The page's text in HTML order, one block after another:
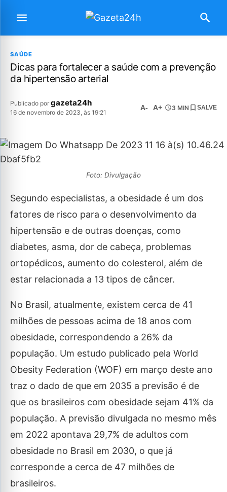
SAÚDE
Dicas para fortalecer a saúde com a prevenção
da hipertensão arterial
Publicado por gazeta24h
16 de novembro de 2023, às 19:21
A- A+ 3 MIN SALVE
Foto: Divulgação
Segundo especialistas, a obesidade é um dos
fatores de risco para o desenvolvimento da
hipertensão e de outras doenças, como
diabetes, asma, dor de cabeça, problemas
ortopédicos, aumento do colesterol, além de
estar relacionada a 13 tipos de câncer.
No Brasil, atualmente, existem cerca de 41
milhões de pessoas acima de 18 anos com
obesidade, correspondendo a 26% da
população. Um estudo publicado pela World
Obesity Federation (WOF) em março deste ano
traz o dado de que em 2035 a previsão é de
que os brasileiros com obesidade sejam 41% da
população. A previsão divulgada no mesmo mês
em 2022 apontava 29,7% de adultos com
obesidade no Brasil em 2030, o que já
corresponde a cerca de 47 milhões de
brasileiros.